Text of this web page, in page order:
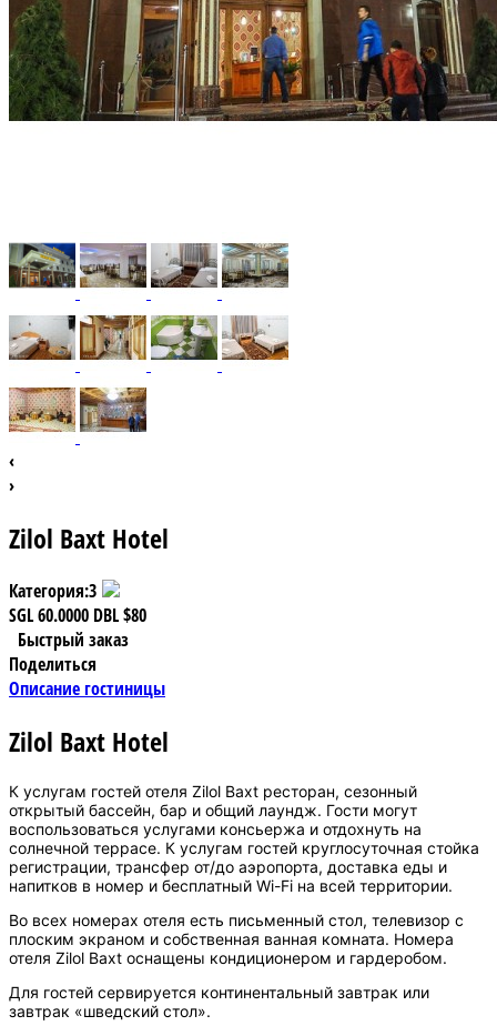
‹
›
Zilol Baxt Hotel
Категория:3
SGL60.0000 DBL$80
Быстрый заказ
Поделиться
Описание гостиницы
Zilol Baxt Hotel
К услугам гостей отеля Zilol Baxt ресторан, сезонный
открытый бассейн, бар и общий лаундж. Гости могут
воспользоваться услугами консьержа и отдохнуть на
солнечной террасе. К услугам гостей круглосуточная стойка
регистрации, трансфер от/до аэропорта, доставка еды и
напитков в номер и бесплатный Wi-Fi на всей территории.
Во всех номерах отеля есть письменный стол, телевизор с
плоским экраном и собственная ванная комната. Номера
отеля Zilol Baxt оснащены кондиционером и гардеробом.
Для гостей сервируется континентальный завтрак или
завтрак «шведский стол».